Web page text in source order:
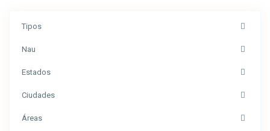
Tipos
Nau
Estados
Ciudades
Áreas